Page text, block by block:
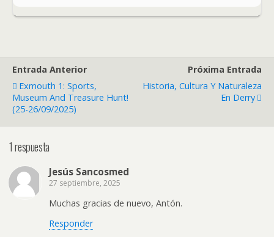
Entrada Anterior
Exmouth 1: Sports,
Museum And Treasure Hunt!
(25-26/09/2025)
Próxima Entrada
Historia, Cultura Y Naturaleza
En Derry
1 respuesta
Jesús Sancosmed
27 septiembre, 2025
Muchas gracias de nuevo, Antón.
Responder